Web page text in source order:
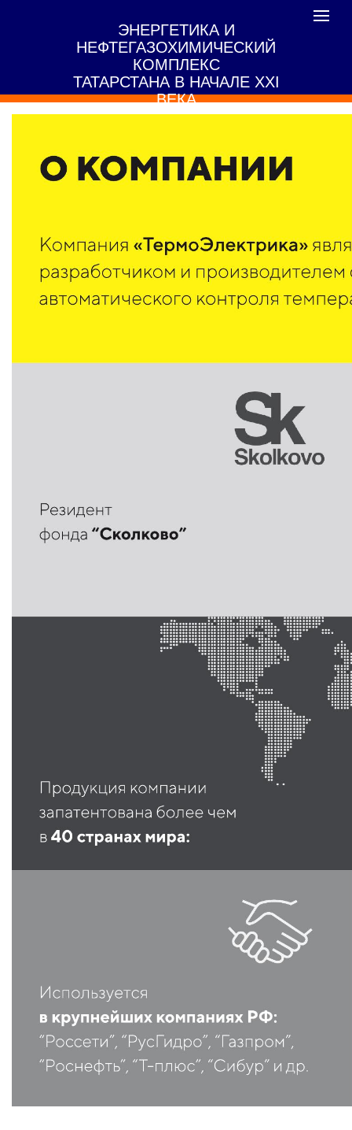
ЭНЕРГЕТИКА И
НЕФТЕГАЗОХИМИЧЕСКИЙ
КОМПЛЕКС
ТАТАРСТАНА В НАЧАЛЕ XXI
ВЕКА
Toggle